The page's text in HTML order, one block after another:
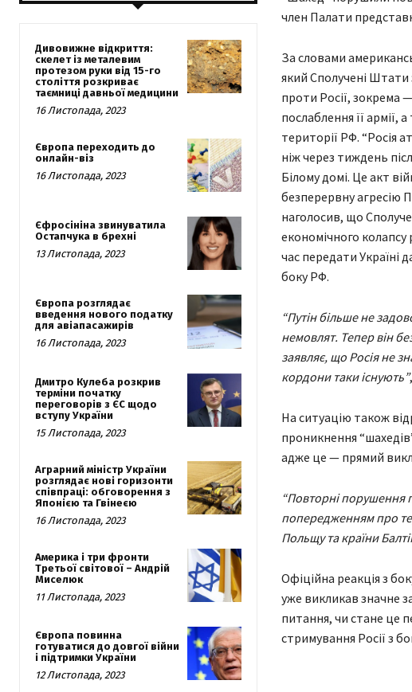
Дивовижне відкриття:
скелет із металевим
протезом руки від 15-го
століття розкриває
таємниці давньої медицини
16 Листопада, 2023
Європа переходить до
онлайн-віз
16 Листопада, 2023
Єфросініна звинуватила
Остапчука в брехні
13 Листопада, 2023
Європа розглядає
введення нового податку
для авіапасажирів
16 Листопада, 2023
Дмитро Кулеба розкрив
терміни початку
переговорів з ЄС щодо
вступу України
15 Листопада, 2023
Аграрний міністр України
розглядає нові горизонти
співпраці: обговорення з
Японією та Гвінеєю
16 Листопада, 2023
Америка і три фронти
Третьої світової – Андрій
Миселюк
11 Листопада, 2023
Європа повинна
готуватися до довгої війни
і підтримки України
12 Листопада, 2023
член Палати
За словами
який Сполучені Штати
проти Росії, зокрема
послаблення її армії,
території РФ. “Росія
ніж через тиждень
Білому домі. Це акт
безперервну агресію
наголосив, що
економічного колапсу
час передати Україні
боку РФ.
“Путін більше не
немовлят. Тепер він
заявляє, що Росія не
кордони таки існують”
На ситуацію також
проникнення
адже це — прямий
“Повторні порушення
попередженням про
Польщу та країни
Офіційна реакція з
уже викликав значне
питання, чи стане це
стримування Росії з